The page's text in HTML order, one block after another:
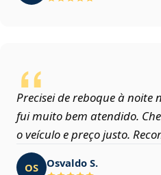
Precisei de reboque à noite
fui muito bem atendido.
o veículo e preço justo.
OS Osvaldo S.